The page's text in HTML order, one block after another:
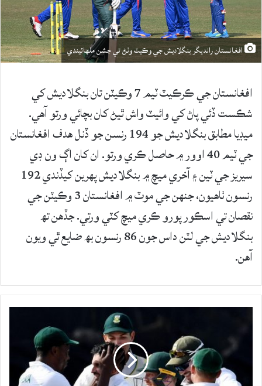
افغانستان رانديگر بنگلاديش جي وڪيٽ وٺڻ تي جشن ملهائيندي
افغانستان جي ڪرڪيٽ ٽيم 7 وڪيٽن تان بنگلاديش کي
شڪست ڏئي پاڻ کي وائيٽ واش ٿيڻ کان بچائي ورتو آهي.
ميڊيا مطابق بنگلاديش جو 194 رنسن جو ڏنل هدف افغانستان
جي ٽيم 40 اوور ۾ حاصل ڪري ورتو. ان کان اڳ ون ڊي
سيريز جي ٽين ۽ آخري ميچ ۾ بنگلاديش پهرين کيڏندي 192
رنسون ٺاهيون، جنهن جي موٽ ۾ افغانستان 3 وڪيٽن جي
نقصان تي اسڪور پورو ڪري ميچ کٽي ورتي. جڏهن تھ
بنگلاديش جي لٽن داس جون 86 رنسون بھ ضايع ٿي ويون
آهن.